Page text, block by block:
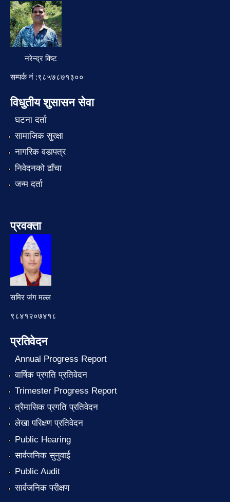
नरेन्द्र विष्ट
सम्पर्क नं :९८५७८७१३००
विधुतीय शुसासन सेवा
घटना दर्ता
सामाजिक सुरक्षा
नागरिक वडापत्र
निवेदनको ढाँचा
जन्म दर्ता
प्रवक्ता
समिर जंग मल्ल
९८४१२०७४१८
प्रतिवेदन
Annual Progress Report
वार्षिक प्रगति प्रतिवेदन
Trimester Progress Report
त्रैमासिक प्रगति प्रतिवेदन
लेखा परिक्षण प्रतिवेदन
Public Hearing
सार्वजनिक सुनुवाई
Public Audit
सार्वजनिक परीक्षण